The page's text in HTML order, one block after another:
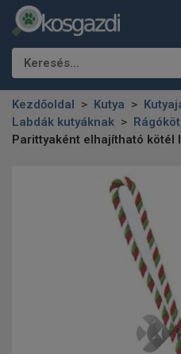
Keresés…
Kezdőoldal Kutya
Labdák kutyáknak
Parittyaként elhajítható kötél